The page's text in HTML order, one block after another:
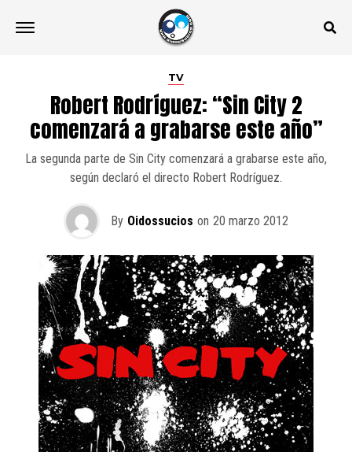
TV
Robert Rodríguez: “Sin City 2
comenzará a grabarse este año”
La segunda parte de Sin City comenzará a grabarse este año,
según declaró el directo Robert Rodríguez.
By Oidossucios on 20 marzo 2012